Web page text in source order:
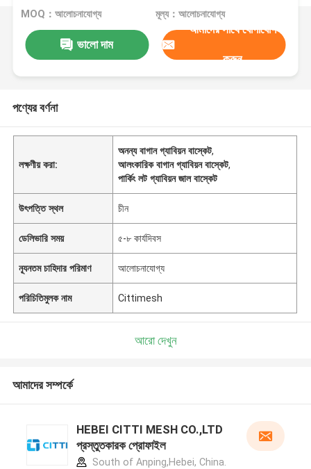
MOQ：আলোচনাযোগ্য মূল্য：আলোচনাযোগ্য
ভালো দাম
আমাদের সাথে যোগাযোগ
করুন
পণ্যের বর্ণনা
লক্ষণীয় করা:
অনন্য বাগান গ্যাবিয়ন বাস্কেট,
আলংকারিক বাগান গ্যাবিয়ন বাস্কেট,
পার্কিং লট গ্যাবিয়ন জাল বাস্কেট
উৎপত্তি স্থল চীন
ডেলিভারি সময় ৫-৮ কার্যদিবস
ন্যূনতম চাহিদার পরিমাণ আলোচনাযোগ্য
পরিচিতিমুলক নাম Cittimesh
আরো দেখুন
আমাদের সম্পর্কে
HEBEI CITTI MESH CO.,LTD
প্রস্তুতকারক প্রোফাইল
South of Anping,Hebei, China.